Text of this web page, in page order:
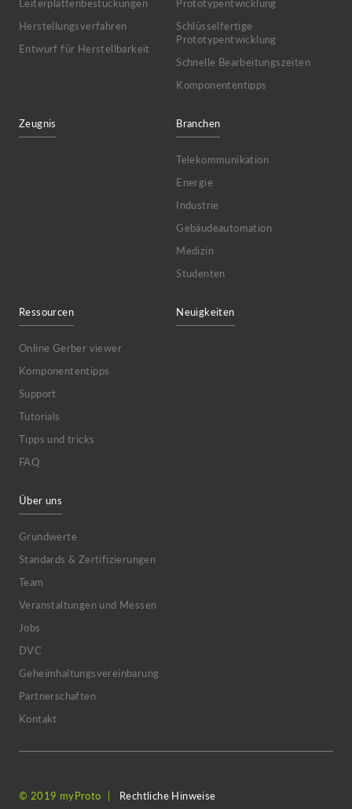
Leiterplattenbestückungen
Herstellungsverfahren
Entwurf für Herstellbarkeit
Prototypentwicklung
Schlüsselfertige
Prototypentwicklung
Schnelle Bearbeitungszeiten
Komponententipps
Zeugnis Branchen
Telekommunikation
Energie
Industrie
Gebäudeautomation
Medizin
Studenten
Ressourcen
Online Gerber viewer
Komponententipps
Support
Tutorials
Tipps und tricks
FAQ
Neuigkeiten
Über uns
Grundwerte
Standards & Zertifizierungen
Team
Veranstaltungen und Messen
Jobs
DVC
Geheimhaltungsvereinbarung
Partnerschaften
Kontakt
© 2019 myProto Rechtliche Hinweise